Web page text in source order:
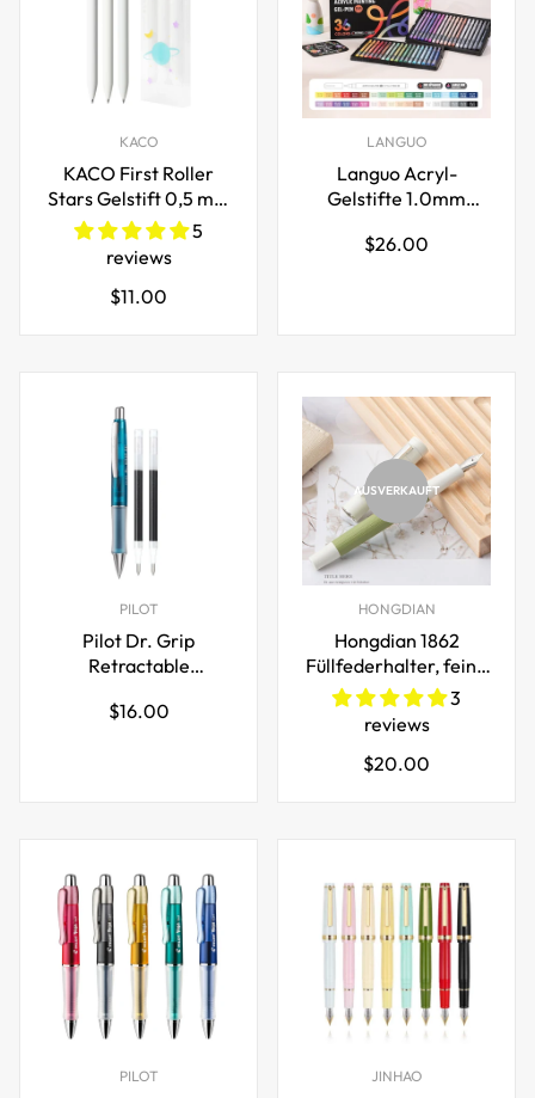
KACO
KACO First Roller
Stars Gelstift 0,5 mm
Schwarze Tinte 3er
Packung
5
reviews
Regulärer
$11.00
LANGUO
Languo Acryl-
Gelstifte 1.0mm
für Kunstjournaling
Regulärer
$26.00
PILOT
Pilot Dr. Grip
Retractable
Rollkugelspitze 0,5
Regulärer
$16.00
AUSVERKAUFT
HONGDIAN
Hongdian 1862
Füllfederhalter, feine
Iridiumfeder mit
Tintenkonverter
3
reviews
Regulärer
$20.00
PILOT JINHAO